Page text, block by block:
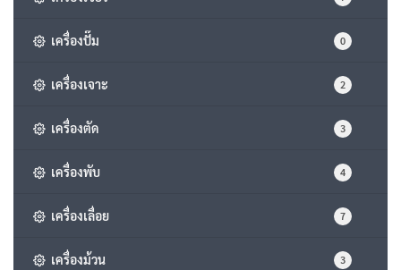
เครื่องปั๊ม 0
เครื่องเจาะ 2
เครื่องตัด 3
เครื่องพับ 4
เครื่องเลื่อย 7
เครื่องม้วน 3